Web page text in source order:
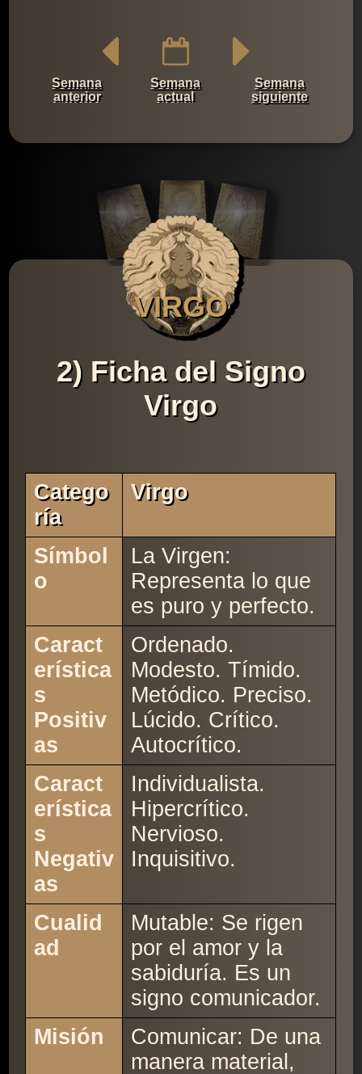
Semana
anterior
Semana
actual
Semana
siguiente
VIRGO
2) Ficha del Signo
Virgo
Catego
Ría
Virgo
Símbol
o
La Virgen:
Representa lo que
es puro y perfecto.
Caract
erística
s
Positiv
as
Ordenado.
Modesto. Tímido.
Metódico. Preciso.
Lúcido. Crítico.
Autocrítico.
Caract
erística
s
Negativ
as
Individualista.
Hipercrítico.
Nervioso.
Inquisitivo.
Cualid
ad
Mutable: Se rigen
por el amor y la
sabiduría. Es un
signo comunicador.
Misión
Comunicar: De una
manera material,